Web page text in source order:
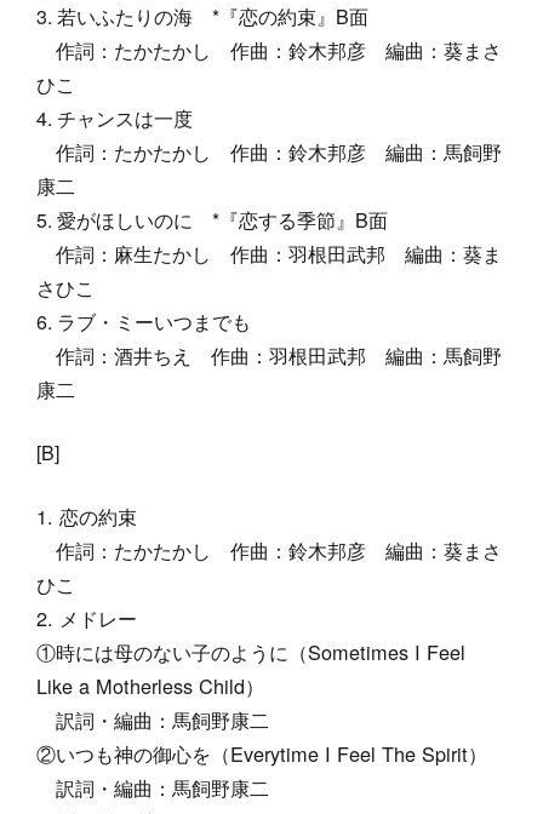
若いふたりの海 *『恋の約束』B面
作詞：たかたかし 作曲：鈴木邦彦 編曲：葵まさ
ひこ
チャンスは一度
作詞：たかたかし 作曲：鈴木邦彦 編曲：馬飼野
康二
愛がほしいのに *『恋する季節』B面
作詞：麻生たかし 作曲：羽根田武邦 編曲：葵ま
さひこ
ラブ・ミーいつまでも
作詞：酒井ちえ 作曲：羽根田武邦 編曲：馬飼野
康二
[B]
恋の約束
作詞：たかたかし 作曲：鈴木邦彦 編曲：葵まさ
ひこ
メドレー
①時には母のない子のように（Sometimes I Feel
Like a Motherless Child）
訳詞・編曲：馬飼野康二
②いつも神の御心を（Everytime I Feel The Spirit）
訳詞・編曲：馬飼野康二